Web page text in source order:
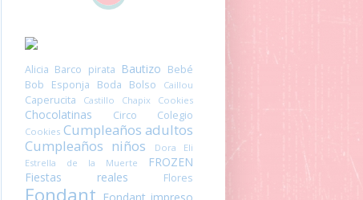
Alicia Barco pirata Bautizo Bebé
Bob Esponja
Boda Bolso Caillou
Caperucita Castillo Chapix Cookies
Chocolatinas Circo Colegio
Cookies Cumpleaños adultos
Cumpleaños niños
Dora
Eli
Estrella de la Muerte
FROZEN
Fiestas reales
Flores
Fondant